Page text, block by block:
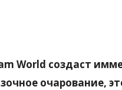
World создаст
очарование,